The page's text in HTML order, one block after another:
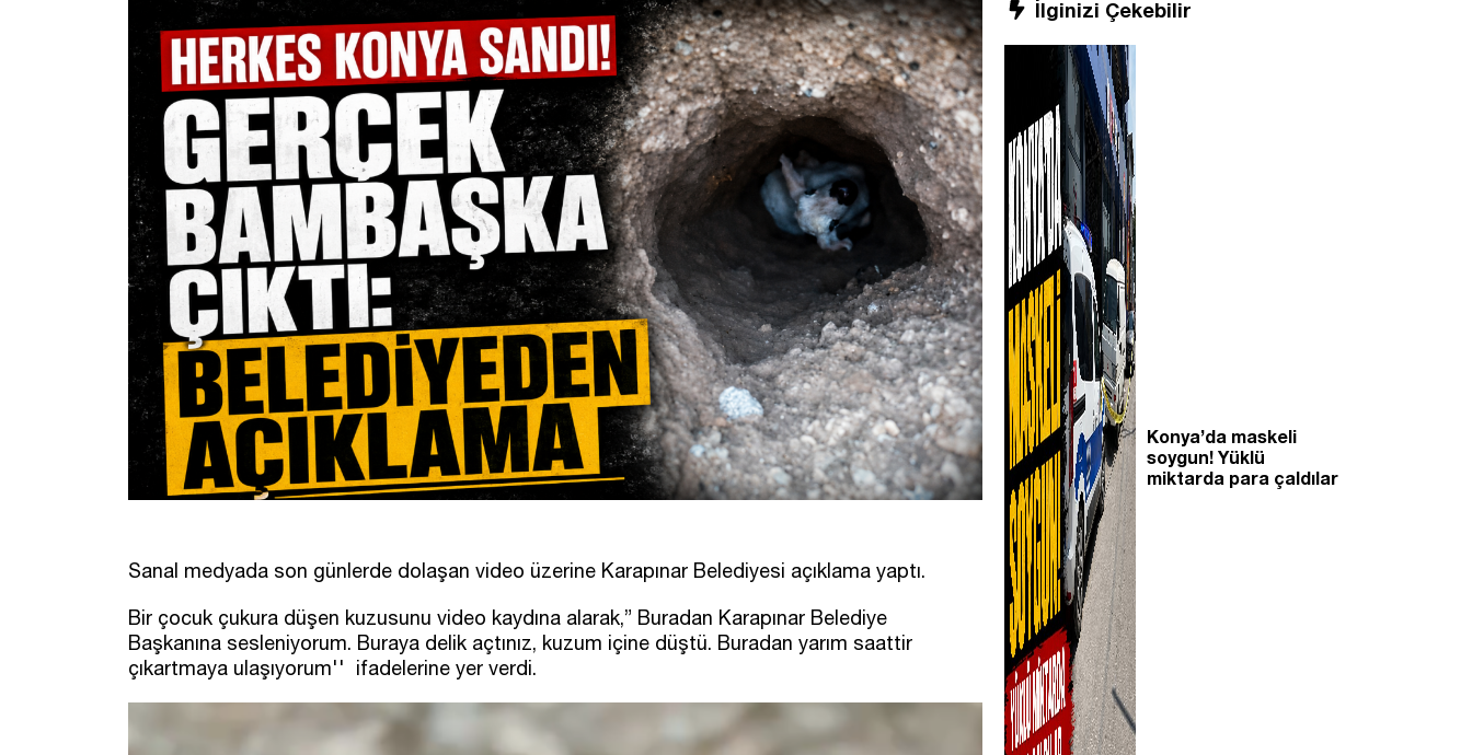
Sanal medyada son günlerde dolaşan video üzerine Karapınar Belediyesi açıklama yaptı.
Bir çocuk çukura düşen kuzusunu video kaydına alarak,” Buradan Karapınar Belediye
Başkanına sesleniyorum. Buraya delik açtınız, kuzum içine düştü. Buradan yarım saattir
çıkartmaya ulaşıyorum'' ifadelerine yer verdi.
İlginizi Çekebilir
Konya’da maskeli
soygun! Yüklü
miktarda para çaldılar